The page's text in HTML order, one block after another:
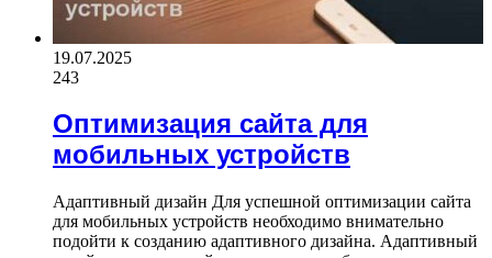
19.07.2025
243
Оптимизация сайта для
мобильных устройств
Адаптивный дизайн Для успешной оптимизации сайта
для мобильных устройств необходимо внимательно
подойти к созданию адаптивного дизайна. Адаптивный